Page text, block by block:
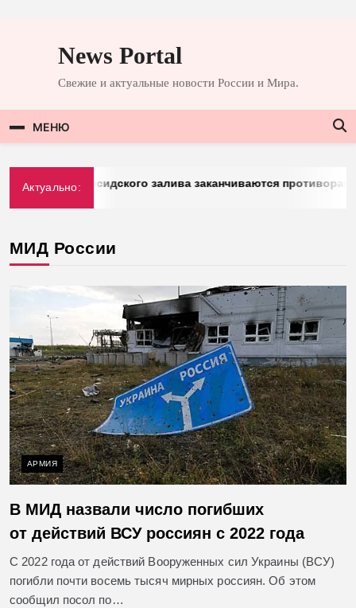
содержимомуNews Portal
Свежие и актуальные новости России и Мира.
МЕНЮ
Актуально:
у стран Персидского залива заканчиваются
МИД России
АРМИЯ
В МИД назвали число погибших
от действий ВСУ россиян с 2022 года
С 2022 года от действий Вооруженных сил Украины (ВСУ)
погибли почти восемь тысяч мирных россиян. Об этом
сообщил посол по…